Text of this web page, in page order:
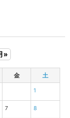
»
金 土
1
7 8